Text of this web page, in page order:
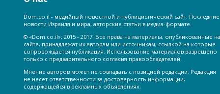
Dom.co.il - медийный новостной и публицистический сайт. Последние
новости Израиля и мира, авторские статьи в медиа-формате.
© «Dom.co.il», 2015 - 2017. Все права на материалы, опубликованные на
сайте, принадлежат их авторам или источникам, ссылкой на которые
сопровождается публикация. Использование материалов разрешено
только с предварительного согласия правообладателей.
Мнение авторов может не совпадать с позицией редакции. Редакция
не несет ответственности за достоверность информации,
содержащейся в рекламных объявлениях.